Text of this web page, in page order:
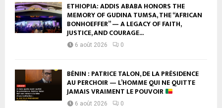
ETHIOPIA: ADDIS ABABA HONORS THE
MEMORY OF GUDINA TUMSA, THE “AFRICAN
BONHOEFFER” — A LEGACY OF FAITH,
JUSTICE, AND COURAGE...
6 août 2026 0
BÉNIN : PATRICE TALON, DE LA PRÉSIDENCE
AU PERCHOIR — L’HOMME QUI NE QUITTE
JAMAIS VRAIMENT LE POUVOIR
6 août 2026 0